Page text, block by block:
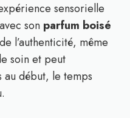
sensorielle
son parfum boisé
l’authenticité, même
soin et peut
au début, le temps